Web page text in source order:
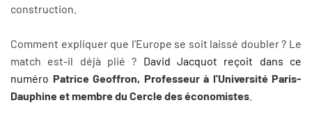
construction.
Comment expliquer que l’Europe se soit laissé doubler ? Le
match est-il déjà plié ? David Jacquot reçoit dans ce
numéro Patrice Geoffron, Professeur à l'Université Paris-
Dauphine et membre du Cercle des économistes